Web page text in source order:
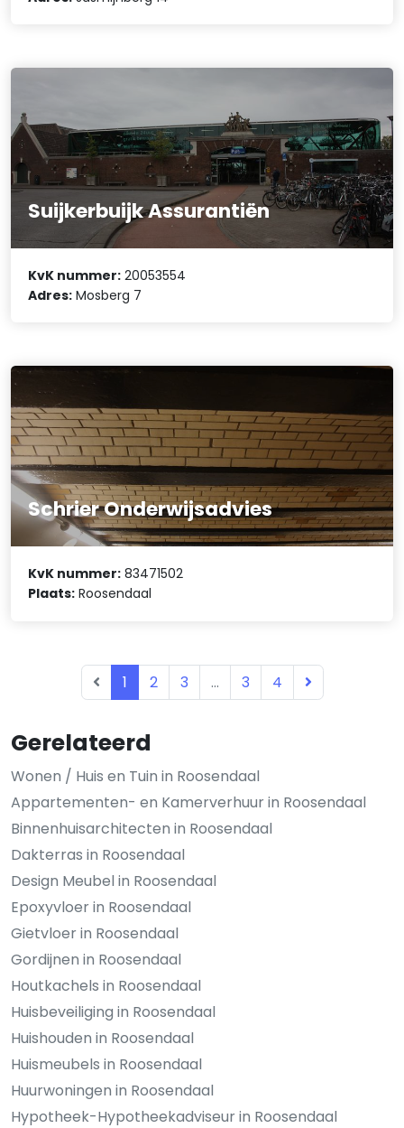
Gerelateerd
Wonen / Huis en Tuin in Roosendaal
Appartementen- en Kamerverhuur in Roosendaal
Binnenhuisarchitecten in Roosendaal
Dakterras in Roosendaal
Design Meubel in Roosendaal
Epoxyvloer in Roosendaal
Gietvloer in Roosendaal
Gordijnen in Roosendaal
Houtkachels in Roosendaal
Huisbeveiliging in Roosendaal
Huishouden in Roosendaal
Huismeubels in Roosendaal
Huurwoningen in Roosendaal
Hypotheek-Hypotheekadviseur in Roosendaal
Suijkerbuijk Assurantiën
KvK nummer: 20053554
Adres: Mosberg 7
Schrier Onderwijsadvies
KvK nummer: 83471502
Plaats: Roosendaal
1 2 3 ... 3 4